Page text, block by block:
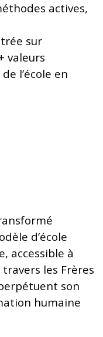
actives,
sur
valeurs
l’école en
d’école
accessible à
les Frères
son
humaine